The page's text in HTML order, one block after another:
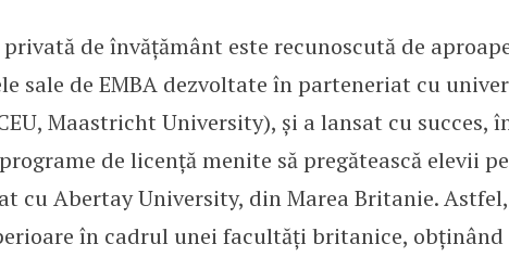
de învățământ este recunoscută de
sale de EMBA dezvoltate în parteneriat cu
Maastricht University), și a lansat cu succes,
de licență menite să pregătească elevii
cu Abertay University, din Marea Britanie.
în cadrul unei facultăți britanice, obținând